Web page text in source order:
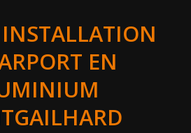
INSTALLATION
EN